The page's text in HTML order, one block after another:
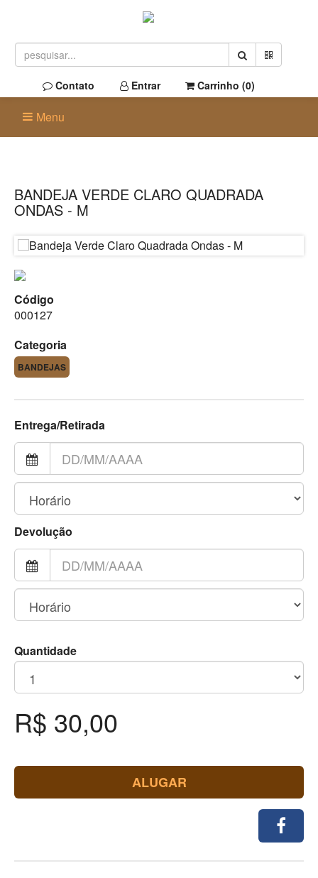
Contato Entrar Carrinho (0)
Menu
BANDEJA VERDE CLARO QUADRADA
ONDAS - M
Código
000127
Categoria
BANDEJAS
Entrega/Retirada
Devolução
Quantidade
R$ 30,00
ALUGAR